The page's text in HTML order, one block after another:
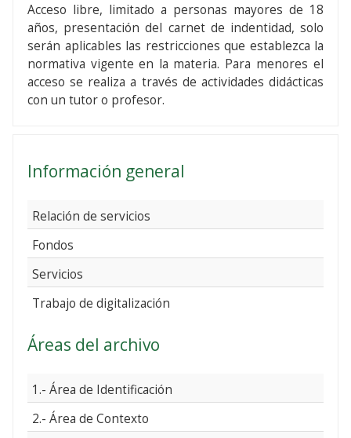
Acceso libre, limitado a personas mayores de 18
años, presentación del carnet de indentidad, solo
serán aplicables las restricciones que establezca la
normativa vigente en la materia. Para menores el
acceso se realiza a través de actividades didácticas
con un tutor o profesor.
Información general
Relación de servicios
Fondos
Servicios
Trabajo de digitalización
Áreas del archivo
1.- Área de Identificación
2.- Área de Contexto